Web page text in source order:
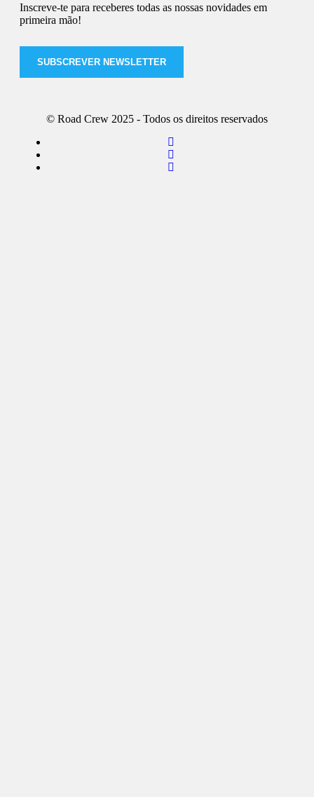
Inscreve-te para receberes todas as nossas novidades em
primeira mão!
SUBSCREVER NEWSLETTER
© Road Crew 2025 - Todos os direitos reservados